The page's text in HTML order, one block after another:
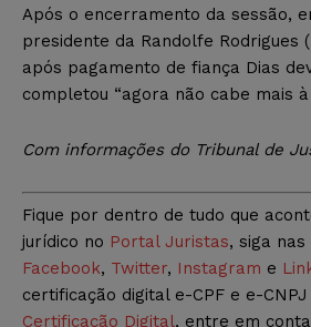
Após o encerramento da sessão,
presidente da Randolfe Rodrigues
após pagamento de fiança Dias
completou “agora não cabe mais à
Com informações do Tribunal de
Fique por dentro de tudo que
jurídico no Portal Juristas, siga
Facebook, Twitter, Instagram e
certificação digital e-CPF e e-
Certificação Digital, entre em